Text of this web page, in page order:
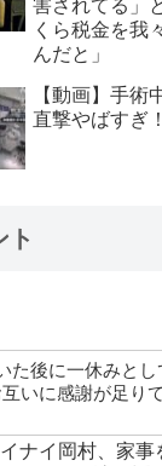
害されてる」
くら税金を我
んだと」
【動画】手術
直撃やばすぎ
ト
た後に一休みとし
いに感謝が足り
ナイ岡村、家